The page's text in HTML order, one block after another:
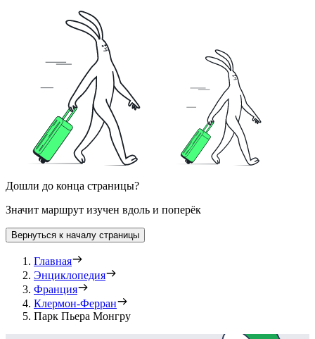
Дошли до конца страницы?
Значит маршрут изучен вдоль и поперёк
Вернуться к началу страницы
Главная
Энциклопедия
Франция
Клермон-Ферран
Парк Пьера Монгру